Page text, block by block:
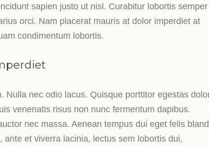
sapien justo ut nisl. Curabitur lobortis semper
orci. Nam placerat mauris at dolor imperdiet at
condimentum lobortis.
Nulla nec odio lacus. Quisque porttitor egestas
venenatis risus non nunc fermentum dapibus.
nec massa. Aenean tempus dui eget felis
et viverra lacinia, lectus sem lobortis dui,